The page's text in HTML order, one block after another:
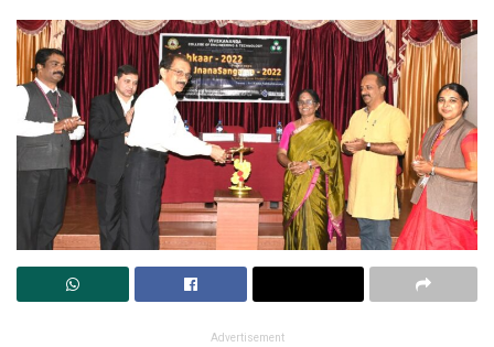
Advertisement